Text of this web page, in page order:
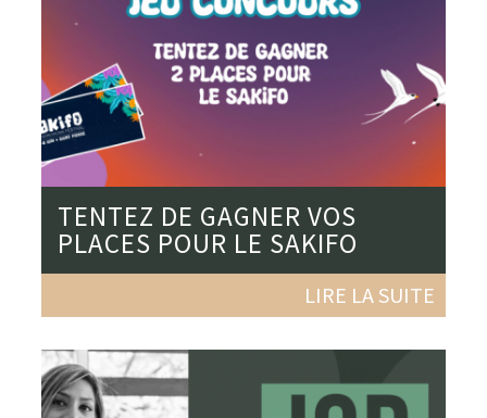
TENTEZ DE GAGNER VOS
PLACES POUR LE SAKIFO
LIRE LA SUITE